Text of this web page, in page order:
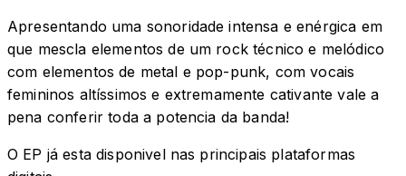
Apresentando uma sonoridade intensa e enérgica em
que mescla elementos de um rock técnico e melódico
com elementos de metal e pop-punk, com vocais
femininos altíssimos e extremamente cativante vale a
pena conferir toda a potencia da banda!
O EP já esta disponivel nas principais plataformas